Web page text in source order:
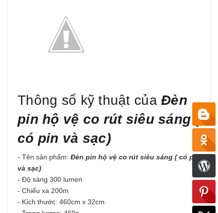
Thông số kỹ thuật củaĐèn
pin hộ vệ co rút siêu sáng (
có pin và sạc)
- Tên sản phẩm: Đèn pin hộ vệ co rút siêu sáng ( có pin
và sạc)
- Độ sáng 300 lumen
- Chiếu xa 200m
- Kích thước: 460cm x 32cm